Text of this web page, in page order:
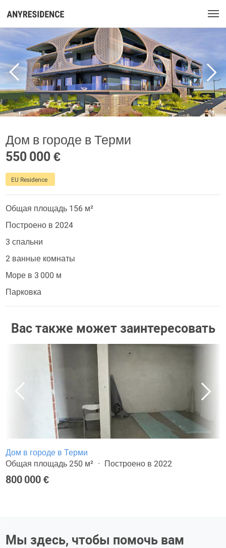
Дом в городе в Терми
550 000 €
EU Residence
Общая площадь 156 м²
Построено в 2024
3 спальни
2 ванные комнаты
Море в 3 000 м
Парковка
Вас также может заинтересовать
Дом в городе в Терми
Общая площадь 250 м²
Построено в 2022
800 000 €
Мы здесь, чтобы помочь вам